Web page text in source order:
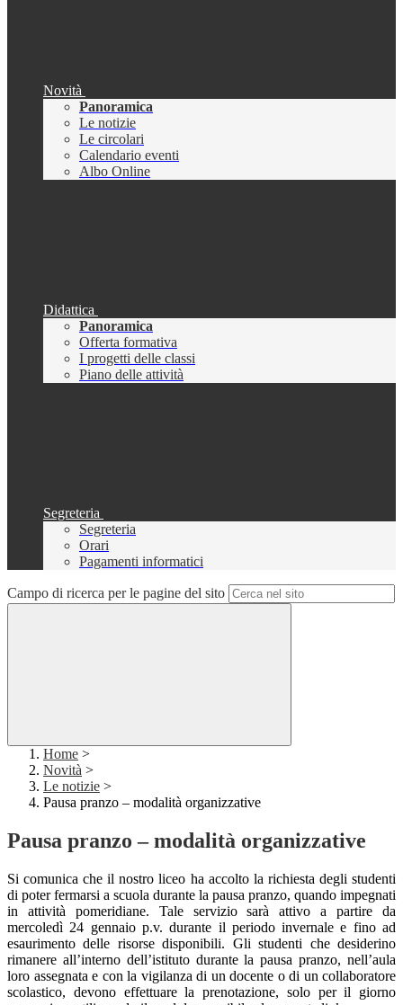
Novità
Panoramica
Le notizie
Le circolari
Calendario eventi
Albo Online
Didattica
Panoramica
Offerta formativa
I progetti delle classi
Piano delle attività
Segreteria
Segreteria
Orari
Pagamenti informatici
Campo di ricerca per le pagine del sito
Home >
Novità >
Le notizie >
Pausa pranzo – modalità organizzative
Pausa pranzo – modalità organizzative
Si comunica che il nostro liceo ha accolto la richiesta degli studenti
di poter fermarsi a scuola durante la pausa pranzo, quando impegnati
in attività pomeridiane. Tale servizio sarà attivo a partire da
mercoledì 24 gennaio p.v. durante il periodo invernale e fino ad
esaurimento delle risorse disponibili. Gli studenti che desiderino
rimanere all’interno dell’istituto durante la pausa pranzo, nell’aula
loro assegnata e con la vigilanza di un docente o di un collaboratore
scolastico, devono effettuare la prenotazione, solo per il giorno